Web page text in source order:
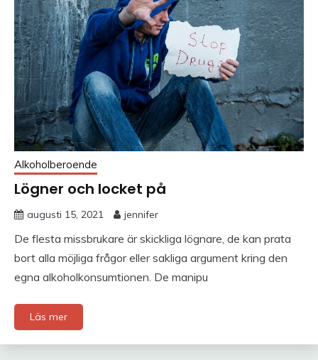
Alkoholberoende
Lögner och locket på
augusti 15, 2021 jennifer
De flesta missbrukare är skickliga lögnare, de kan prata
bort alla möjliga frågor eller sakliga argument kring den
egna alkoholkonsumtionen. De manipu
Läs mer